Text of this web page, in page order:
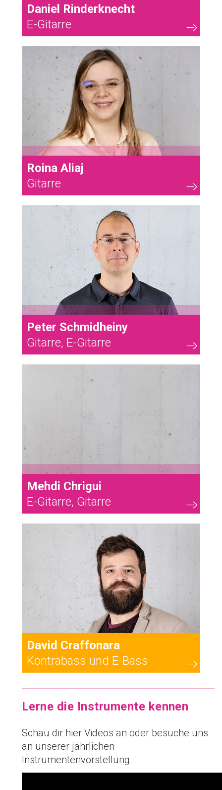
Roina Aliaj
Gitarre
6
Mehdi Chrigui
E-Gitarre, Gitarre
David Craffonara
Kontrabass und E-Bass
18
Daniel Rinderknecht
E-Gitarre
Peter Schmidheiny
Gitarre, E-Gitarre
Lerne die Instrumente kennen
Schau dir hier Videos an oder besuche uns
an unserer jährlichen
Instrumentenvorstellung.